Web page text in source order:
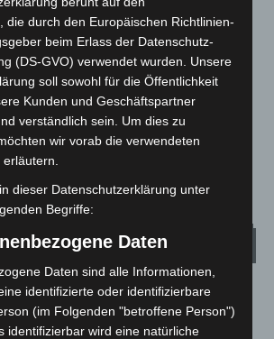
Mensch stirbt bei Bagger-Unfall
Baustelle
Wetter
die durch den Europäischen Richtlinien-
beim Erlass der Datenschutz-
(DS-GVO) verwendet wurden. Unsere
soll sowohl für die Öffentlichkeit
Kunden und Geschäftspartner
verständlich sein. Um dies zu
wir vorab die verwendeten
dieser Datenschutzerklärung unter
Begriffe:
Daten
Daten sind alle Informationen,
identifizierte oder identifizierbare
(im Folgenden "betroffene Person")
identifizierbar wird eine natürliche